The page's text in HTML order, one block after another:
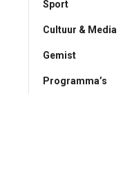
Sport
Cultuur & Media
Gemist
Programma’s